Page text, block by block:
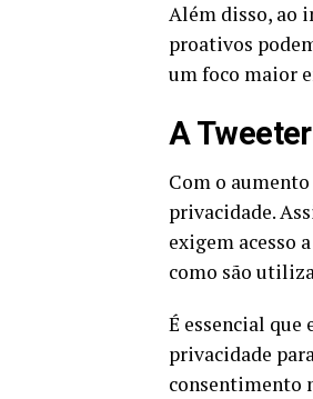
Além disso, ao
proativos
um foco maior
A
Com o
privacidade.
exigem acesso
como são
É essencial que
privacidade
consentimento